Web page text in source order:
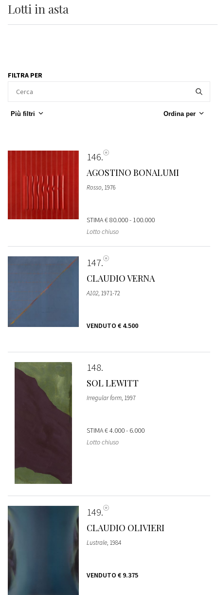
Lotti in asta
FILTRA PER
Più filtri Ordina per
146
AGOSTINO BONALUMI
Rosso, 1976
STIMA€ 80.000 - 100.000
Lotto chiuso
147
CLAUDIO VERNA
A102, 1971-72
VENDUTO € 4.500
148
SOL LEWITT
Irregular form, 1997
STIMA€ 4.000 - 6.000
Lotto chiuso
149
CLAUDIO OLIVIERI
Lustrale, 1984
VENDUTO € 9.375